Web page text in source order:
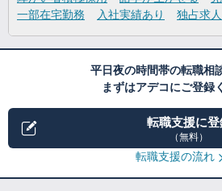
一部在宅勤務
入社実績あり 独占求人
平日夜の時間帯の転職相
まずはアデコにご登録
転職支援に登
（無料）
転職支援の流れ